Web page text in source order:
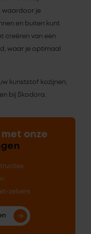
waardoor je
en buiten kunt
creëren van een
waar je optimaal
kunststof kozijnen,
bij Skodora.
onze
zelvers